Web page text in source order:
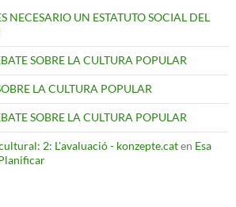
NECESARIO UN ESTATUTO SOCIAL DEL
SOBRE LA CULTURA POPULAR
LA CULTURA POPULAR
SOBRE LA CULTURA POPULAR
2: L'avaluació - konzepte.caten Esa